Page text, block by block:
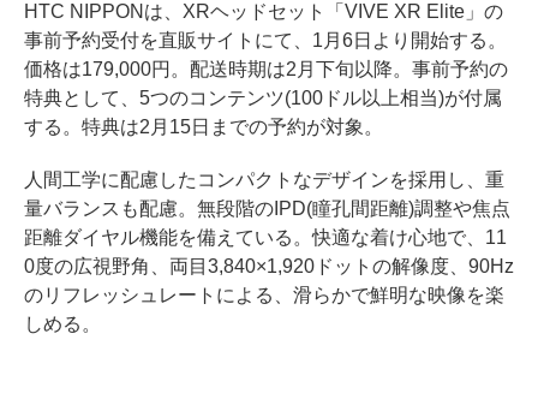
HTC NIPPONは、XRヘッドセット「VIVE XR Elite」の
事前予約受付を直販サイトにて、1月6日より開始する。
価格は179,000円。配送時期は2月下旬以降。事前予約の
特典として、5つのコンテンツ(100ドル以上相当)が付属
する。特典は2月15日までの予約が対象。
人間工学に配慮したコンパクトなデザインを採用し、重
量バランスも配慮。無段階のIPD(瞳孔間距離)調整や焦点
距離ダイヤル機能を備えている。快適な着け心地で、11
0度の広視野角、両目3,840×1,920ドットの解像度、90Hz
のリフレッシュレートによる、滑らかで鮮明な映像を楽
しめる。